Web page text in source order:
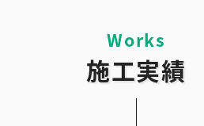
施工実績